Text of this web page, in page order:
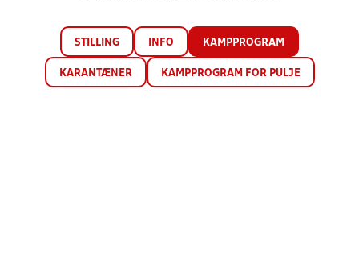
STILLING INFO KAMPPROGRAM
KARANTÆNER KAMPPROGRAM FOR PULJE